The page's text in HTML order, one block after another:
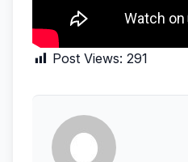
Post Views: 291